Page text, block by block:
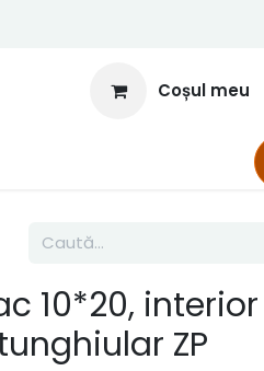
Coșul meu
10*20, interior
ZP